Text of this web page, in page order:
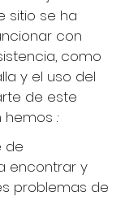
sitio se ha
con
como
y el uso del
de este
hemos :
de
encontrar y
problemas de